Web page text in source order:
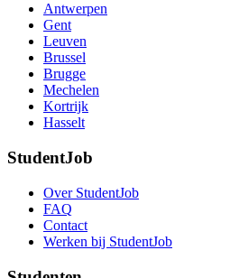
Antwerpen
Gent
Leuven
Brussel
Brugge
Mechelen
Kortrijk
Hasselt
StudentJob
Over StudentJob
FAQ
Contact
Werken bij StudentJob